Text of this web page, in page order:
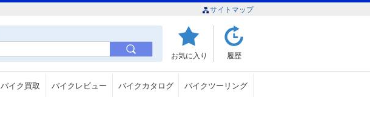
サイトマップ
お気に入り 履歴
バイク買取 バイクレビュー バイクカタログ バイクツーリング